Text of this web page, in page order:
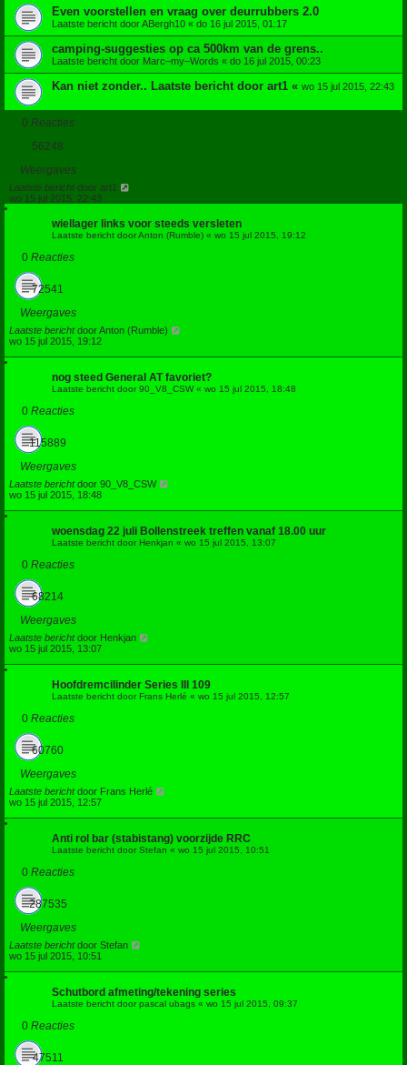
Even voorstellen en vraag over deurrubbers 2.0
Laatste bericht doorABergh10 « do 16 jul 2015, 01:17
camping-suggesties op ca 500km van de grens..
Laatste bericht door Marc–my–Words « do 16 jul 2015, 00:23
Kan niet zonder.. Laatste bericht door art1 « wo 15 jul 2015, 22:43
0 Reacties
56248
Weergaves
Laatste bericht door art1
wo 15 jul 2015, 22:43
wiellager links voor steeds versleten
Laatste bericht doorAnton (Rumble) « wo 15 jul 2015, 19:12
0 Reacties
72541
Weergaves
Laatste berichtdoorAnton (Rumble)
wo 15 jul 2015, 19:12
nog steed General AT favoriet?
Laatste bericht door90_V8_CSW« wo 15 jul 2015, 18:48
0 Reacties
115889
Weergaves
Laatste berichtdoor 90_V8_CSW
wo 15 jul 2015, 18:48
woensdag 22 juli Bollenstreek treffen vanaf 18.00 uur
Laatste bericht doorHenkjan « wo 15 jul 2015, 13:07
0 Reacties
68214
Weergaves
Laatste berichtdoor Henkjan
wo 15 jul 2015, 13:07
Hoofdremcilinder Series III 109
Laatste bericht doorFrans Herlé « wo 15 jul 2015, 12:57
0 Reacties
60760
Weergaves
Laatste berichtdoor Frans Herlé
wo 15 jul 2015, 12:57
Anti rol bar (stabistang) voorzijde RRC
Laatste bericht doorStefan « wo 15 jul 2015, 10:51
0 Reacties
287535
Weergaves
Laatste berichtdoor Stefan
wo 15 jul 2015, 10:51
Schutbord afmeting/tekening series
Laatste bericht doorpascal ubags « wo 15 jul 2015, 09:37
0 Reacties
47511